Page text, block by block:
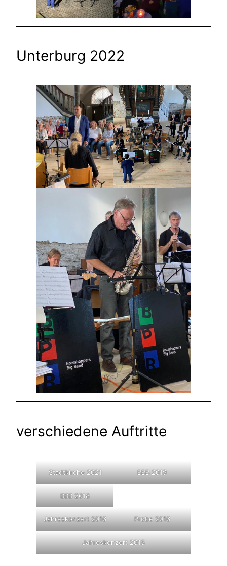
Unterburg 2022
verschiedene Auftritte
Stadtkirche 2021 BBB 2019
BBB 2018
Jahreskonzert 2016 Probe 2016
Jahreskonzert 2015